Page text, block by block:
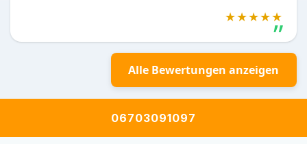
★★★★★
Alle Bewertungen anzeigen
06703091097